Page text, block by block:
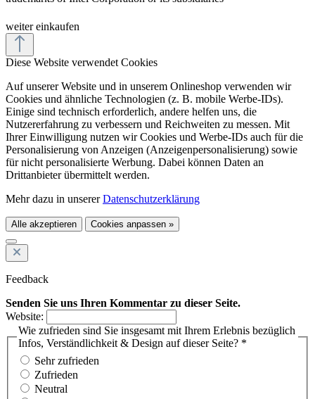
weiter einkaufen
Diese Website verwendet Cookies
Auf unserer Website und in unserem Onlineshop verwenden wir
Cookies und ähnliche Technologien (z. B. mobile Werbe-IDs).
Einige sind technisch erforderlich, andere helfen uns, die
Nutzererfahrung zu verbessern und Reichweiten zu messen. Mit
Ihrer Einwilligung nutzen wir Cookies und Werbe-IDs auch für die
Personalisierung von Anzeigen (Anzeigenpersonalisierung) sowie
für nicht personalisierte Werbung. Dabei können Daten an
Drittanbieter übermittelt werden.
Mehr dazu in unsererDatenschutzerklärung
Alle akzeptieren Cookies anpassen »
Feedback
Senden Sie uns Ihren Kommentar zu dieser Seite.
Website:
Wie zufrieden sind Sie insgesamt mit Ihrem Erlebnis bezüglich
Infos, Verständlichkeit & Design auf dieser Seite? *
Sehr zufrieden
Zufrieden
Neutral